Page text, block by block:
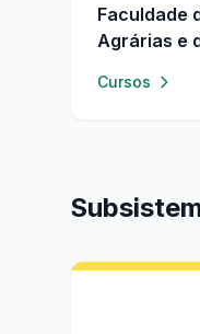
Faculdade
Agrárias e
Cursos